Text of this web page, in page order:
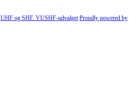
UHF og SHF. VUSHF-udvalget Proudly powered by